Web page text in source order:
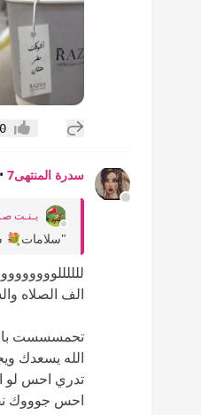
إضافة رد جديد
إعجاب
سدرة المنتهى7 •
بـنـت
"سلامات💐 سلامات💐
الف الصلاه
تحمسسست
الله يسعدك
تدري احس لو
احس جوووك